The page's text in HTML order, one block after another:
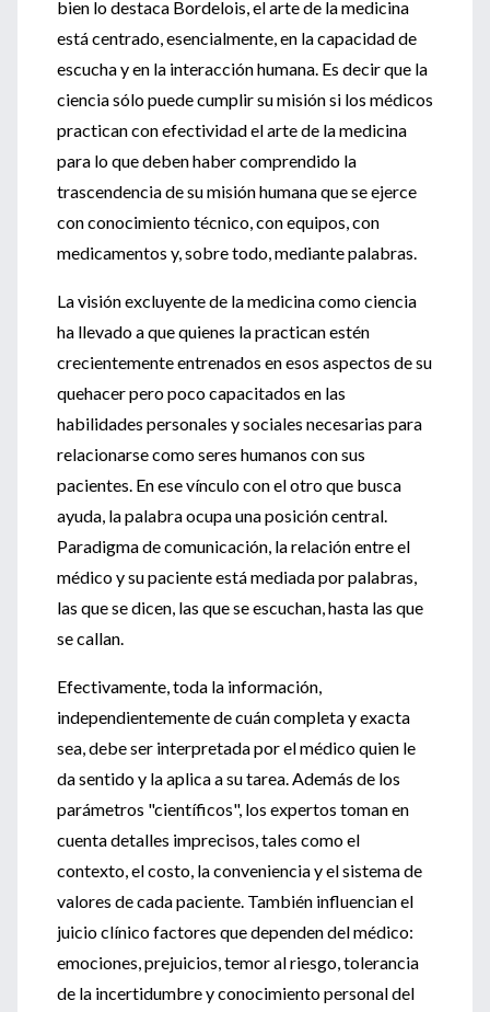
bien lo destaca Bordelois, el arte de la medicina
está centrado, esencialmente, en la capacidad de
escucha y en la interacción humana. Es decir que la
ciencia sólo puede cumplir su misión si los médicos
practican con efectividad el arte de la medicina
para lo que deben haber comprendido la
trascendencia de su misión humana que se ejerce
con conocimiento técnico, con equipos, con
medicamentos y, sobre todo, mediante palabras.
La visión excluyente de la medicina como ciencia
ha llevado a que quienes la practican estén
crecientemente entrenados en esos aspectos de su
quehacer pero poco capacitados en las
habilidades personales y sociales necesarias para
relacionarse como seres humanos con sus
pacientes. En ese vínculo con el otro que busca
ayuda, la palabra ocupa una posición central.
Paradigma de comunicación, la relación entre el
médico y su paciente está mediada por palabras,
las que se dicen, las que se escuchan, hasta las que
se callan.
Efectivamente, toda la información,
independientemente de cuán completa y exacta
sea, debe ser interpretada por el médico quien le
da sentido y la aplica a su tarea. Además de los
parámetros "científicos", los expertos toman en
cuenta detalles imprecisos, tales como el
contexto, el costo, la conveniencia y el sistema de
valores de cada paciente. También influencian el
juicio clínico factores que dependen del médico:
emociones, prejuicios, temor al riesgo, tolerancia
de la incertidumbre y conocimiento personal del